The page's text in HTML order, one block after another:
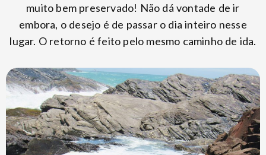
muito bem preservado! Não dá vontade de ir
embora, o desejo é de passar o dia inteiro nesse
lugar. O retorno é feito pelo mesmo caminho de ida.